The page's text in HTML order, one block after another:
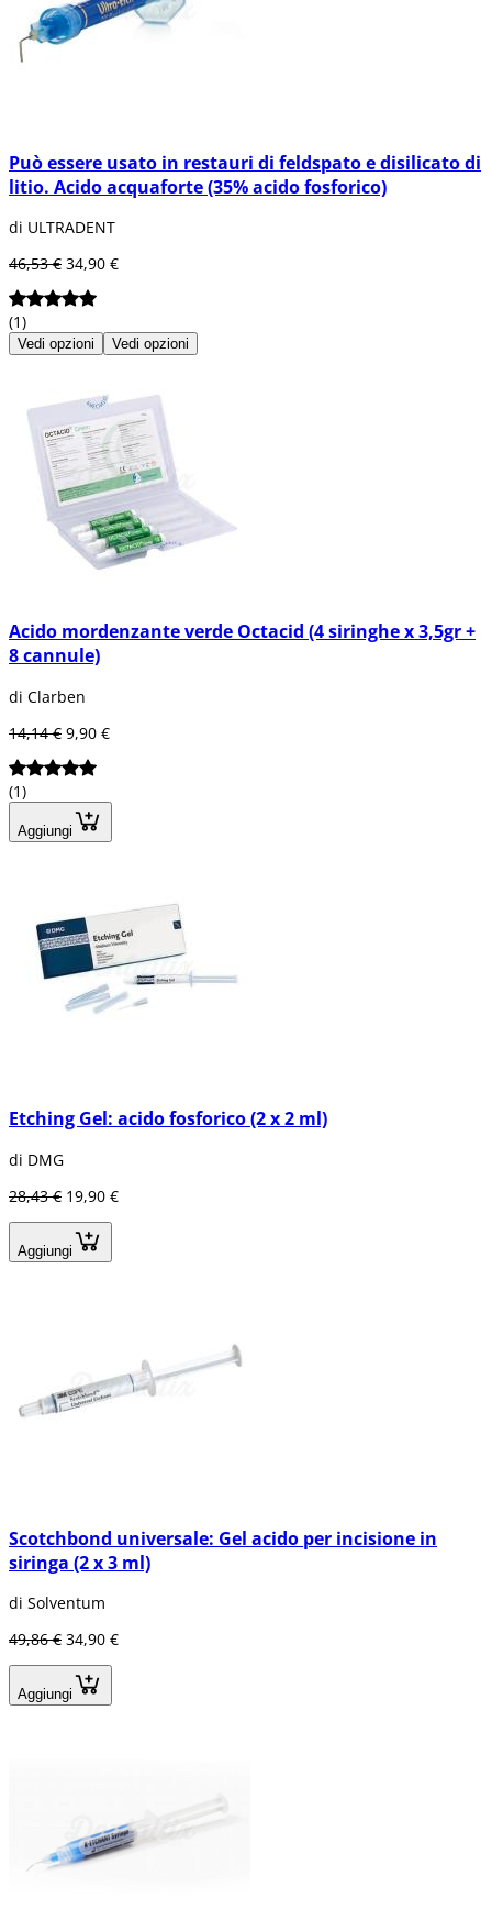
Può essere usato in restauri di feldspato e disilicato di
litio. Acido acquaforte (35% acido fosforico)
di ULTRADENT
46,53 € 34,90 €
(1)
Vedi opzioni Vedi opzioni
Acido mordenzante verde Octacid (4 siringhe x 3,5gr +
8 cannule)
di Clarben
14,14 € 9,90 €
(1)
Aggiungi
Etching Gel: acido fosforico (2 x 2 ml)
di DMG
28,43 € 19,90 €
Aggiungi
Scotchbond universale: Gel acido per incisione in
siringa (2 x 3 ml)
di Solventum
49,86 € 34,90 €
Aggiungi